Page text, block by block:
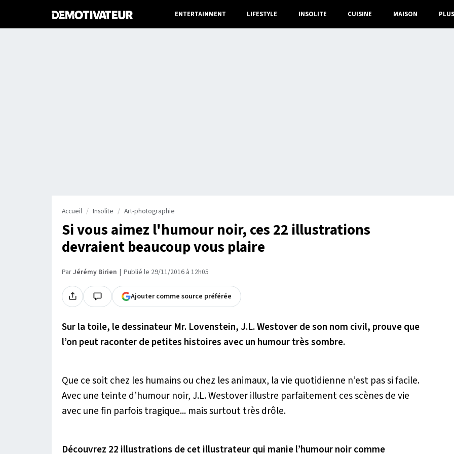
ENTERTAINMENT LIFESTYLE INSOLITE CUISINE MAISON PLUS
Accueil Insolite Art-photographie
Si vous aimez l'humour noir, ces 22 illustrations
devraient beaucoup vous plaire
ParJérémy Birien Publié le 29/11/2016 à 12h05
Ajouter comme source préférée
Sur la toile, le dessinateur Mr. Lovenstein, J.L. Westover de son nom civil, prouve que
l’on peut raconter de petites histoires avec un humour très sombre.
Que ce soit chez les humains ou chez les animaux, la vie quotidienne n’est pas si facile.
Avec une teinte d’humour noir, J.L. Westover illustre parfaitement ces scènes de vie
avec une fin parfois tragique... mais surtout très drôle.
Découvrez 22 illustrations de cet illustrateur qui manie l’humour noir comme